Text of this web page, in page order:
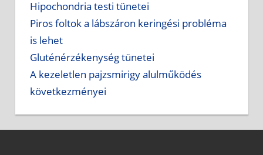
Hipochondria testi tünetei
Piros foltok a lábszáron keringési probléma
is lehet
Gluténérzékenység tünetei
A kezeletlen pajzsmirigy alulműködés
következményei